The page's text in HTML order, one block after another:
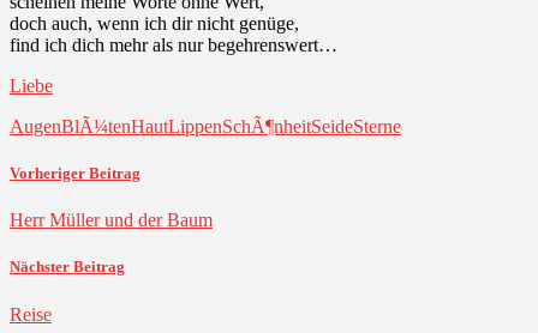
doch auch, wenn ich dir nicht genüge,
find ich dich mehr als nur begehrenswert…
Liebe
AugenBlÃ¼tenHautLippenSchÃ¶nheitSeideSterne
Vorheriger Beitrag
Herr Müller und der Baum
Nächster Beitrag
Reise